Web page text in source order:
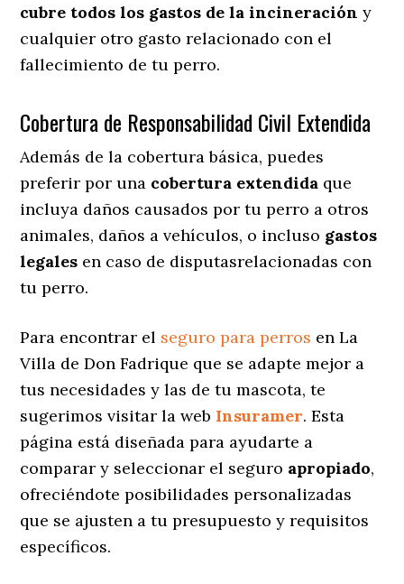
cubre todos los gastos de la incineración y
cualquier otro gasto relacionado con el
fallecimiento de tu perro.
Cobertura de Responsabilidad Civil Extendida
Además de la cobertura básica, puedes
preferir por una cobertura extendida que
incluya daños causados por tu perro a otros
animales, daños a vehículos, o incluso gastos
legales en caso de disputasrelacionadas con
tu perro.
Para encontrar el seguro para perros en La
Villa de Don Fadrique que se adapte mejor a
tus necesidades y las de tu mascota, te
sugerimos visitar la web Insuramer. Esta
página está diseñada para ayudarte a
comparar y seleccionar el seguro apropiado,
ofreciéndote posibilidades personalizadas
que se ajusten a tu presupuesto y requisitos
específicos.